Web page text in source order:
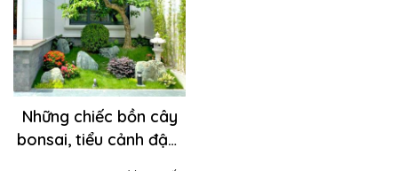
Những chiếc bồn cây
bonsai, tiểu cảnh đậm